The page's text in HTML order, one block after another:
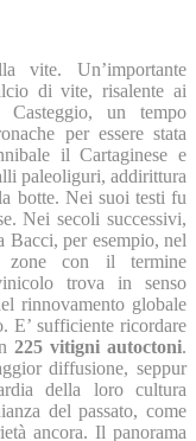
vite. Un’importante
di vite, risalente ai
un tempo
per essere stata
il Cartaginese e
paleoliguri, addirittura
botte. Nei suoi testi fu
Nei secoli successivi,
Bacci, per esempio, nel
con il termine
trova in senso
rinnovamento globale
E’ sufficiente ricordare
225 vitigni autoctoni.
diffusione, seppur
della loro cultura
del passato, come
ancora. Il panorama